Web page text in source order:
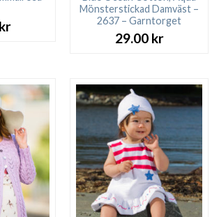
kr
Mönsterstickad Damväst –
2637 – Garntorget
29.00 kr